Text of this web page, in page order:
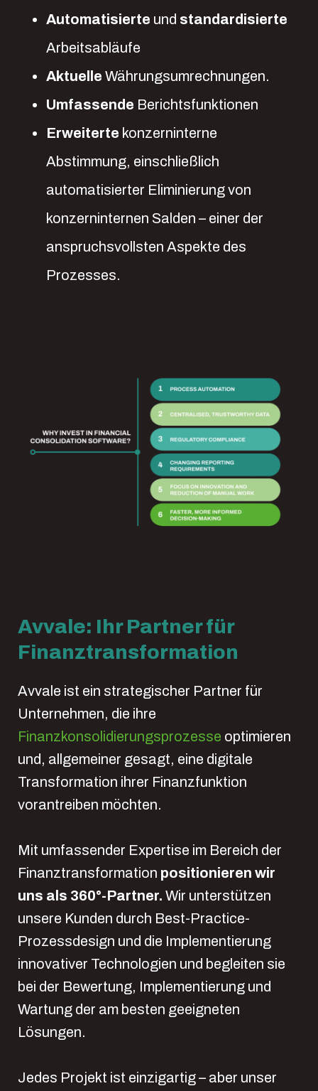
Automatisierte und standardisierte
Arbeitsabläufe
Aktuelle Währungsumrechnungen.
Umfassende Berichtsfunktionen
Erweiterte konzerninterne
Abstimmung, einschließlich
automatisierter Eliminierung von
konzerninternen Salden – einer der
anspruchsvollsten Aspekte des
Prozesses.
Avvale: Ihr Partner für
Finanztransformation
Avvale ist ein strategischer Partner für
Unternehmen, die ihre
Finanzkonsolidierungsprozesse optimieren
und, allgemeiner gesagt, eine digitale
Transformation ihrer Finanzfunktion
vorantreiben möchten.
Mit umfassender Expertise im Bereich der
Finanztransformation positionieren wir
uns als 360°-Partner. Wir unterstützen
unsere Kunden durch Best-Practice-
Prozessdesign und die Implementierung
innovativer Technologien und begleiten sie
bei der Bewertung, Implementierung und
Wartung der am besten geeigneten
Lösungen.
Jedes Projekt ist einzigartig – aber unser